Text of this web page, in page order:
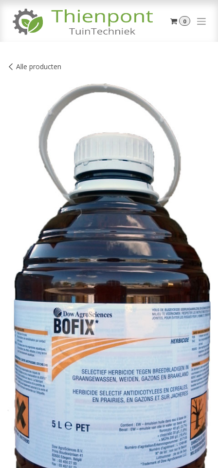
0
Alle producten